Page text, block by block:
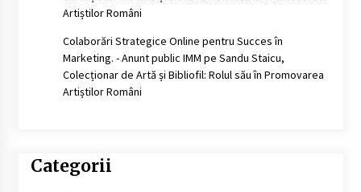
Artiștilor Români
Colaborări Strategice Online pentru Succes în
Marketing. - Anunt public IMM pe Sandu Staicu,
Colecționar de Artă și Bibliofil: Rolul său în Promovarea
Artiștilor Români
Categorii